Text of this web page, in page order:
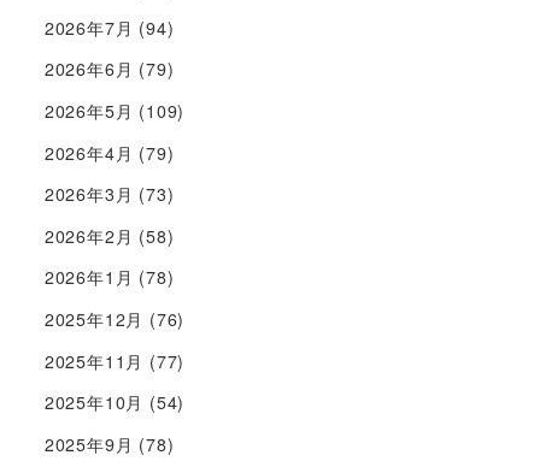
2026年7月 (94)
2026年6月 (79)
2026年5月 (109)
2026年4月 (79)
2026年3月 (73)
2026年2月 (58)
2026年1月 (78)
2025年12月 (76)
2025年11月 (77)
2025年10月 (54)
2025年9月 (78)